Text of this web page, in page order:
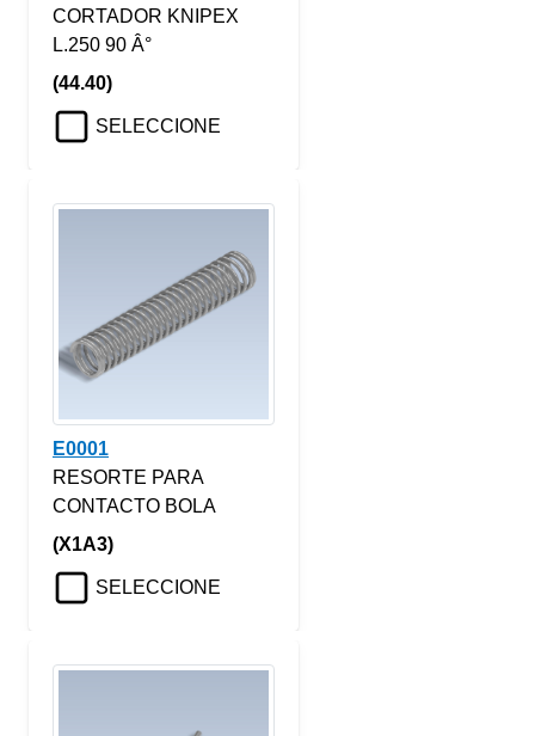
CORTADOR KNIPEX
L.250 90 Â°
(44.40)
SELECCIONE
E0001
RESORTE PARA
CONTACTO BOLA
(X1A3)
SELECCIONE